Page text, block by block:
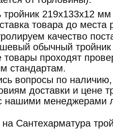
219x133x12
товара до места
качество
обычный
товары проходят
стандартам.
вопросы по наличию,
доставки и цене
нашими
на Сантехарматура